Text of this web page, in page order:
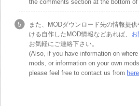
the comments section at the bottom of
また、MODダウンロード先の情報提
ける自作したMOD情報などあれば、
お気軽にご連絡下さい。
(Also, if you have information on
mods, or information on your own
please feel free to contact us from here